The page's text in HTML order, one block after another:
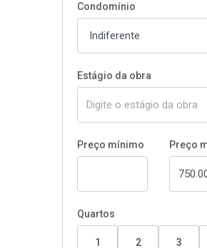
Condomínio
Estágio da obra
Preço mínimo Preço
Quartos
1 2 3